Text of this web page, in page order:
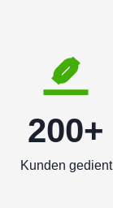
200+
Kunden gedient